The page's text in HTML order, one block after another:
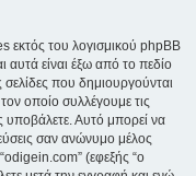
εκτός του λογισμικού phpBB
είναι έξω από το πεδίο
που δημιουργούνται
οποίο συλλέγουμε τις
υποβάλετε. Αυτό μπορεί να
σαν ανώνυμο μέλος
(εφεξής “ο